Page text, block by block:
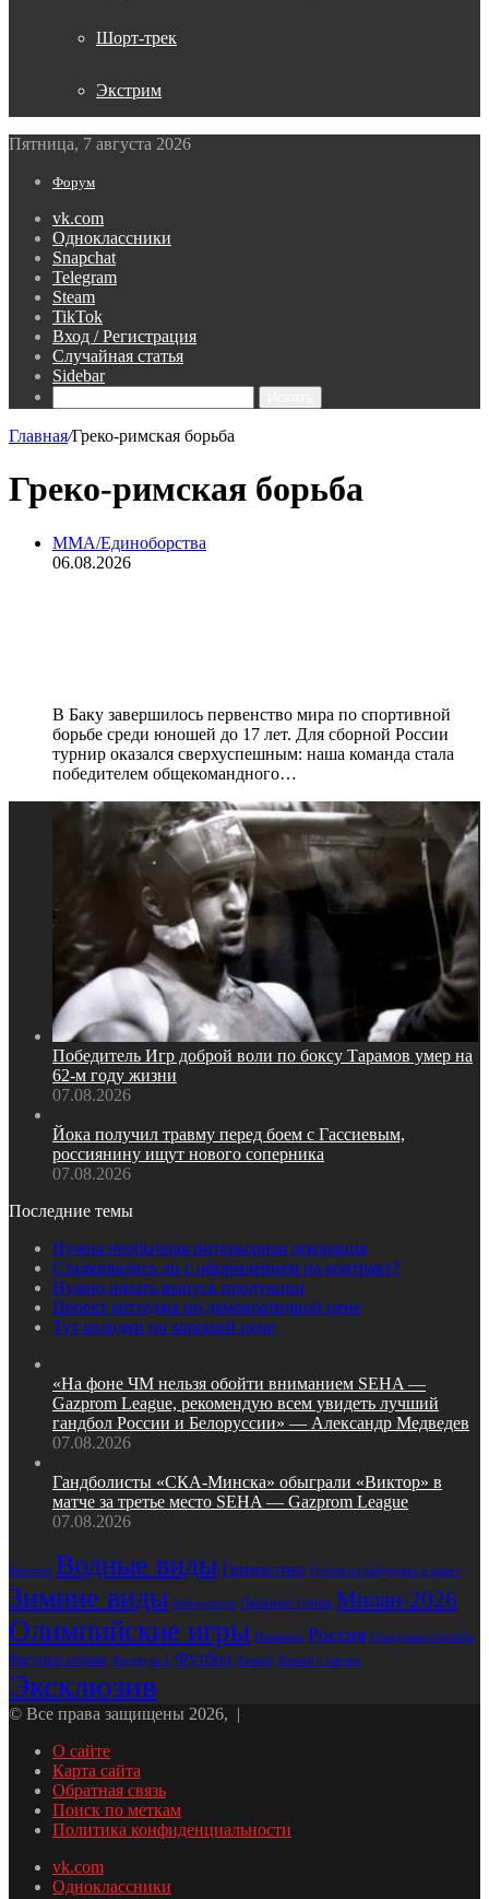
Шорт-трек
Экстрим
Пятница, 7 августа 2026
Форум
vk.com
Одноклассники
Snapchat
Telegram
Steam
TikTok
Вход / Регистрация
Случайная статья
Sidebar
Главная/Греко-римская борьба
Греко-римская борьба
MMA/Единоборства
06.08.2026
В Баку завершилось первенство мира по спортивной
борьбе среди юношей до 17 лет. Для сборной России
турнир оказался сверхуспешным: наша команда стала
победителем общекомандного…
Победитель Игр доброй воли по боксу Тарамов умер на
62‑м году жизни
07.08.2026
Йока получил травму перед боем с Гассиевым,
россиянину ищут нового соперника
07.08.2026
Последние темы
Нужна необычная интерьерная декорация
Сталкивались ли с оформлением на контракт?
Нужно начать выпуск продукции
Проект коттеджа по демократичной цене
Тут колодки по хорошей цене
«На фоне ЧМ нельзя обойти вниманием SEHA —
Gazprom League, рекомендую всем увидеть лучший
гандбол России и Белоруссии» — Александр Медведев
07.08.2026
Гандболисты «СКА‑Минска» обыграли «Виктор» в
матче за третье место SEHA — Gazprom League
07.08.2026
Биатлон Водные виды Гимнастика Гребля на байдарках и каноэ
Зимние виды Киберспорт Лыжные гонки Милан-2026
Олимпийские игры Плавание Россия Стендовая стрельба
Фигурное катание Формула-1 Футбол Хоккей Хоккей с мячом
Эксклюзив
© Все права защищены 2026, |
О сайте
Карта сайта
Обратная связь
Поиск по меткам
Политика конфиденциальности
vk.com
Одноклассники